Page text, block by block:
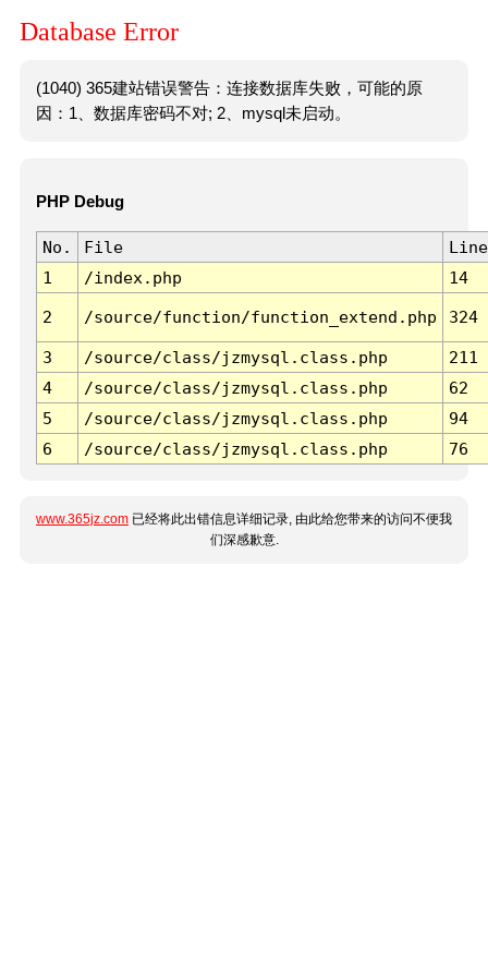
Database Error
(1040) 365建站错误警告：连接数据库失败，可能的原
因：1、数据库密码不对; 2、mysql未启动。
PHP Debug
No. File
Line
1
/index.php 14
2 /source/function/function_extend.php 324
3 /source/class/jzmysql.class.php
211
4
/source/class/jzmysql.class.php
62
5
/source/class/jzmysql.class.php
94
6
/source/class/jzmysql.class.php 76
www.365jz.com 已经将此出错信息详细记录, 由此给您带来的访问不便我
们深感歉意.